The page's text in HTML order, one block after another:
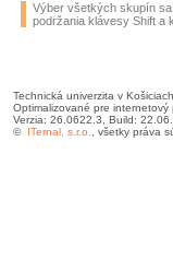
Výber všetkých skupín
podržania klávesy Shift a
Technická univerzita v Košiciach
Optimalizované pre internetový
Verzia: 26.0622.3, Build:
© ITernal, s.r.o. , všetky práva